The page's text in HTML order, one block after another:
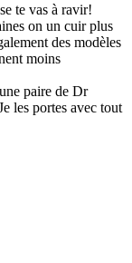
te vas à ravir!
on un cuir plus
des modèles
moins
paire de Dr
les portes avec tout